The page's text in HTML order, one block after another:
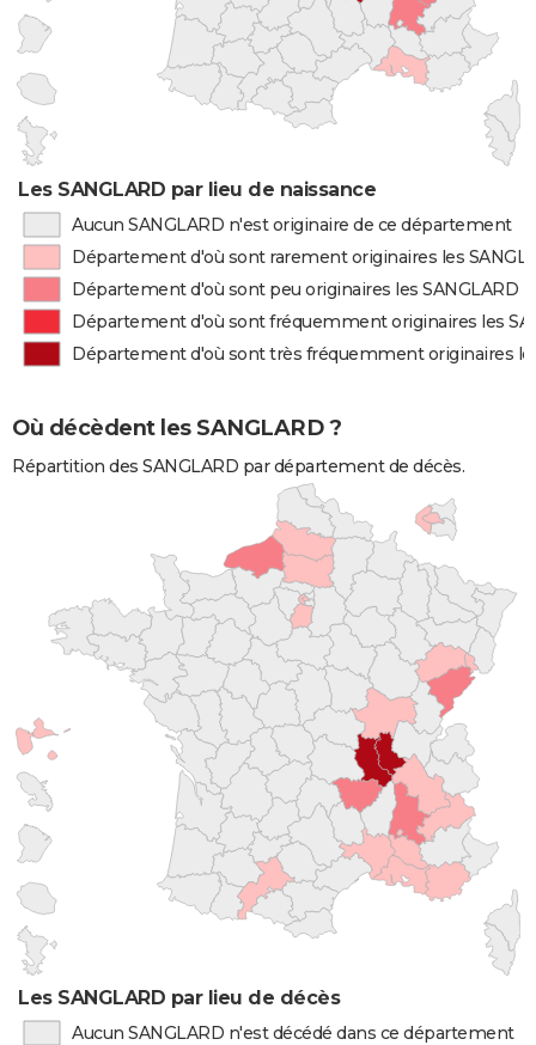
Les SANGLARD par lieu de naissance
Aucun SANGLARD n'est originaire de ce département
Département d'où sont rarement originaires les
Département d'où sont peu originaires les SANGLARD
Département d'où sont fréquemment originaires les
Département d'où sont très fréquemment originaires
Où décèdent les SANGLARD ?
Répartition des SANGLARD par département de décès.
Les SANGLARD par lieu de décès
Aucun SANGLARD n'est décédé dans ce département